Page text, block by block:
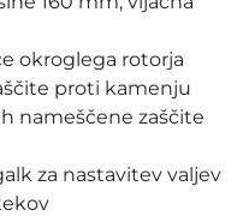
okroglega rotorja
proti kamenju
nameščene zaščite
za nastavitev valjev